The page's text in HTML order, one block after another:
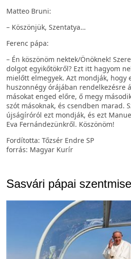
Matteo Bruni:
– Köszönjük, Szentatya…
Ferenc pápa:
– Én köszönöm nektek/Önöknek!
dolgot egyikőtökről? Ezt itt hagyom
mielőtt elmegyek. Azt mondják, hogy
huszonnégy órájában rendelkezésre
másokat enged előre, ő megy
szót másoknak, és csendben marad.
újságíróról ezt mondják, és ezt
Eva Fernándezünkről. Köszönöm!
Fordította: Tőzsér Endre SP
forrás: Magyar Kurír
Sasvári pápai